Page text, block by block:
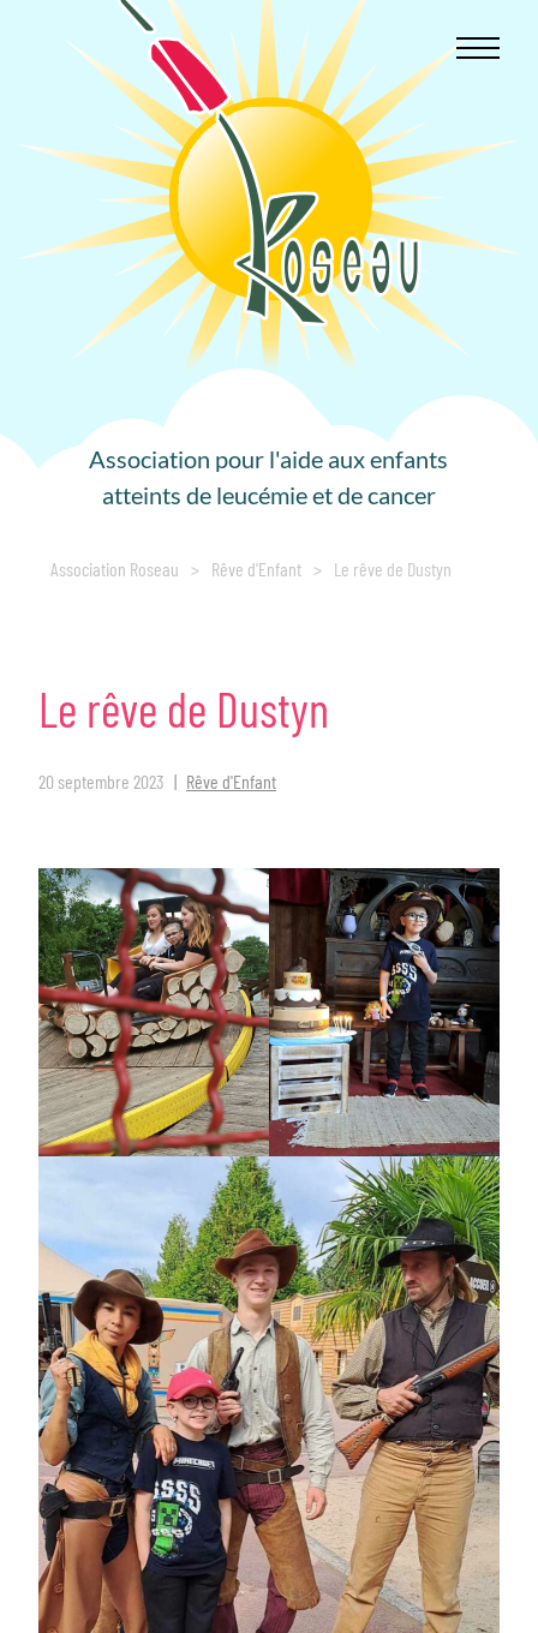
Association pour l'aide aux enfants
atteints de leucémie et de cancer
Association Roseau > Rêve d'Enfant > Le rêve de Dustyn
Le rêve de Dustyn
20 septembre 2023 Rêve d'Enfant